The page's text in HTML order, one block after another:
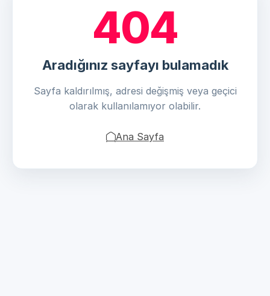
404
Aradığınız sayfayı bulamadık
Sayfa kaldırılmış, adresi değişmiş veya geçici
olarak kullanılamıyor olabilir.
Ana Sayfa